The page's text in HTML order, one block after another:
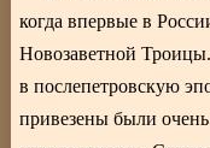
когда впервые в
Новозаветной
в послепетровскую
привезены были